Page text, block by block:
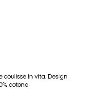
in vita. Design
cotone